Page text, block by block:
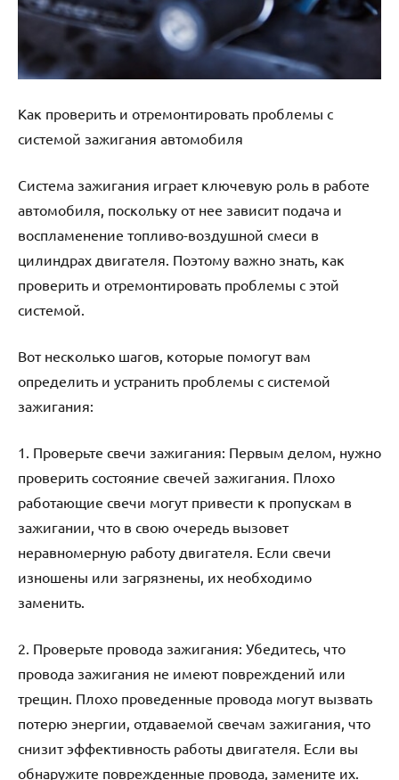
Как проверить и отремонтировать проблемы с
системой зажигания автомобиля
Система зажигания играет ключевую роль в работе
автомобиля, поскольку от нее зависит подача и
воспламенение топливо-воздушной смеси в
цилиндрах двигателя. Поэтому важно знать, как
проверить и отремонтировать проблемы с этой
системой.
Вот несколько шагов, которые помогут вам
определить и устранить проблемы с системой
зажигания:
1. Проверьте свечи зажигания: Первым делом, нужно
проверить состояние свечей зажигания. Плохо
работающие свечи могут привести к пропускам в
зажигании, что в свою очередь вызовет
неравномерную работу двигателя. Если свечи
изношены или загрязнены, их необходимо
заменить.
2. Проверьте провода зажигания: Убедитесь, что
провода зажигания не имеют повреждений или
трещин. Плохо проведенные провода могут вызвать
потерю энергии, отдаваемой свечам зажигания, что
снизит эффективность работы двигателя. Если вы
обнаружите поврежденные провода, замените их.